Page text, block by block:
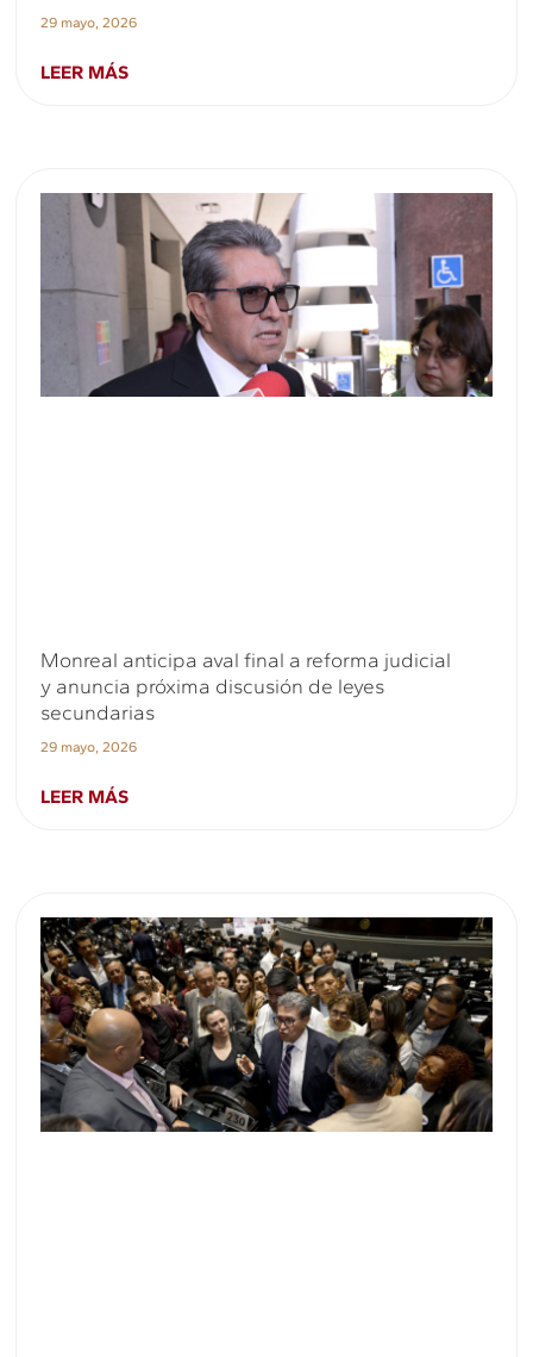
29 mayo, 2026
LEER MÁS
Monreal anticipa aval final a reforma judicial
y anuncia próxima discusión de leyes
secundarias
29 mayo, 2026
LEER MÁS